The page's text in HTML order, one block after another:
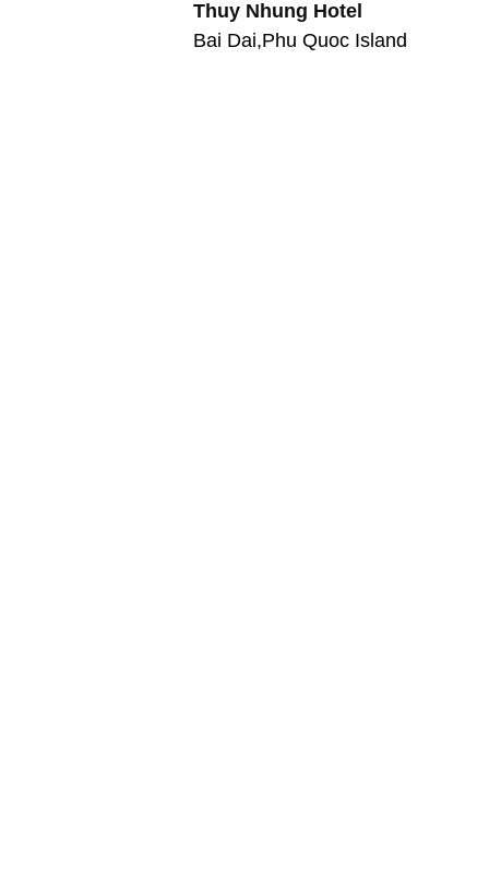
Thuy Nhung Hotel
Bai Dai,Phu Quoc Island